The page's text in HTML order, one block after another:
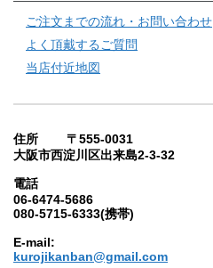
ご注文までの流れ・お問い合わせ
よく頂戴するご質問
当店付近地図
住所 〒555-0031
大阪市西淀川区出来島2-3-32
電話
06-6474-5686
080-5715-6333(携帯)
E-mail:
kurojikanban@gmail.com